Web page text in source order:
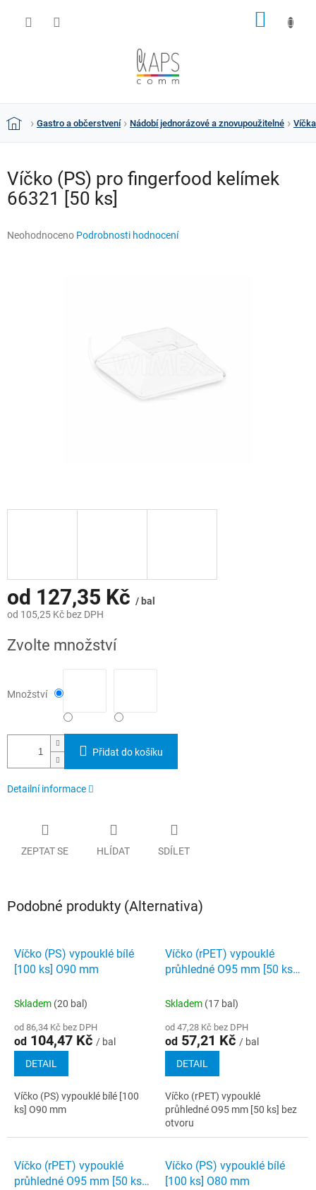
DomůGastro a občerstvení Nádobí jednorázové a znovupoužitelné Víčka
Víčko (PS) pro fingerfood kelímek
66321 [50 ks]
Průměrné
Neohodnoceno Podrobnosti hodnocení
od 127,35 Kč / bal
od 105,25 Kč bez DPH
cena:
Zvolte množství
Množství
Přidat do košíku
Detailní informace
ZEPTAT SE HLÍDAT SDÍLET
Podobné produkty (Alternativa)
Víčko (PS) vypouklé bílé
[100 ks] O90 mm
Skladem (20 bal)
od 86,34 Kč bez DPH
od 104,47 Kč / bal
DETAIL
Víčko (PS) vypouklé bílé [100
ks] O90 mm
Víčko (rPET) vypouklé
průhledné O95 mm [50 ks]
Skladem (17 bal)
od 47,28 Kč bez DPH
od 57,21 Kč / bal
DETAIL
Víčko (rPET) vypouklé
průhledné O95 mm [50 ks] bez
otvoru
Víčko (rPET) vypouklé
průhledné O95 mm [50 ks]
Víčko (PS) vypouklé bílé
[100 ks] O80 mm